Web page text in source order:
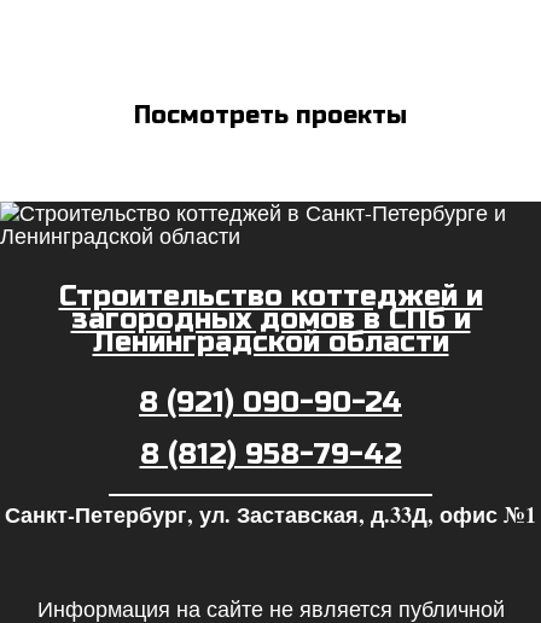
Посмотреть проекты
Строительство коттеджей и
загородных домов в СПб и
Ленинградской области
8 (921) 090-90-24
8 (812) 958-79-42
Санкт-Петербург, ул. Заставская, д.33Д, офис №1
Информация на сайте не является публичной